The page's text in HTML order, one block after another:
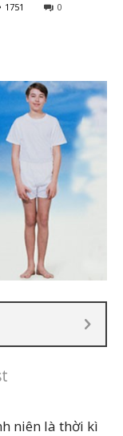
1751 0
niên là thời kì